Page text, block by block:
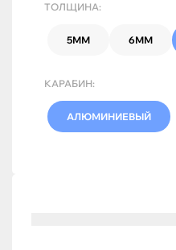
ТОЛЩИНА:
5ММ 6ММ
КАРАБИН:
АЛЮМИНИЕВЫЙ